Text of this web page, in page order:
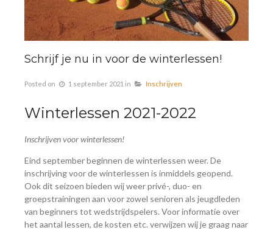
Schrijf je nu in voor de winterlessen!
Posted on 1 september 2021 in Inschrijven
Winterlessen 2021-2022
Inschrijven voor winterlessen!
Eind september beginnen de winterlessen weer. De
inschrijving voor de winterlessen is inmiddels geopend.
Ook dit seizoen bieden wij weer privé-, duo- en
groepstrainingen aan voor zowel senioren als jeugdleden
van beginners tot wedstrijdspelers. Voor informatie over
het aantal lessen, de kosten etc. verwijzen wij je graag naar